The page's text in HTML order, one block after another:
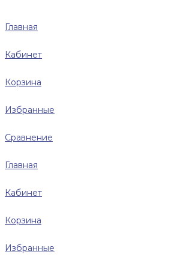
Главная
Кабинет
Корзина
Избранные
Сравнение
Главная
Кабинет
Корзина
Избранные